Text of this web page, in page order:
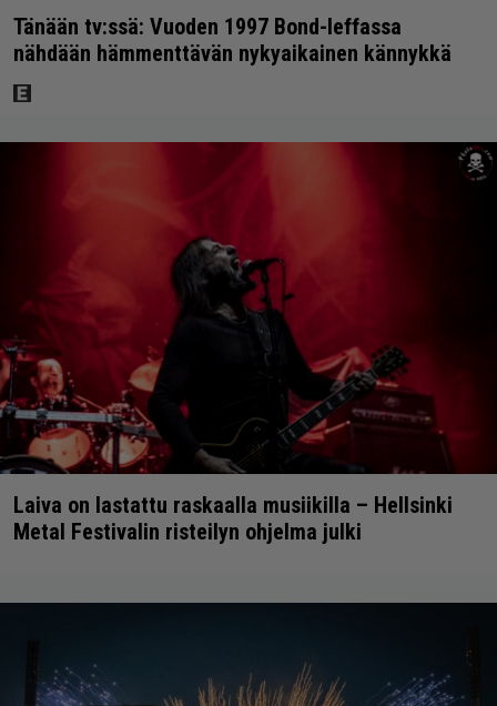
Tänään tv:ssä: Vuoden 1997 Bond-leffassa
nähdään hämmenttävän nykyaikainen kännykkä
Laiva on lastattu raskaalla musiikilla – Hellsinki
Metal Festivalin risteilyn ohjelma julki